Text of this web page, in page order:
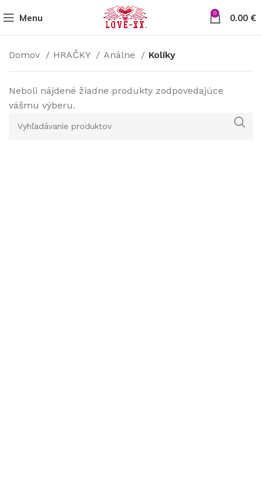
Menu 0 0.00 €
Domov HRAČKY Análne Kolíky
Neboli nájdené žiadne produkty zodpovedajúce
vášmu výberu.